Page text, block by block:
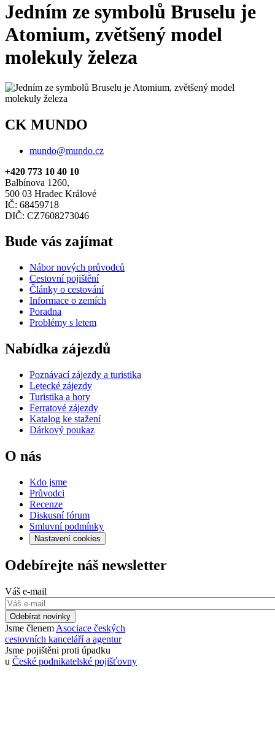
Jedním ze symbolů Bruselu je
Atomium, zvětšený model
molekuly železa
CK MUNDO
mundo@mundo.cz
+420 773 10 40 10
Balbínova 1260,
500 03 Hradec Králové
IČ: 68459718
DIČ: CZ7608273046
Bude vás zajímat
Nábor nových průvodců
Cestovní pojištění
Články o cestování
Informace o zemích
Poradna
Problémy s letem
Nabídka zájezdů
Poznávací zájezdy a turistika
Letecké zájezdy
Turistika a hory
Ferratové zájezdy
Katalog ke stažení
Dárkový poukaz
O nás
Kdo jsme
Průvodci
Recenze
Diskusní fórum
Smluvní podmínky
Nastavení cookies
Odebírejte náš newsletter
Váš e-mail
Odebírat novinky
Jsme členem Asociace českých
cestovních kanceláří a agentur
Jsme pojištěni proti úpadku
u České podnikatelské pojišťovny